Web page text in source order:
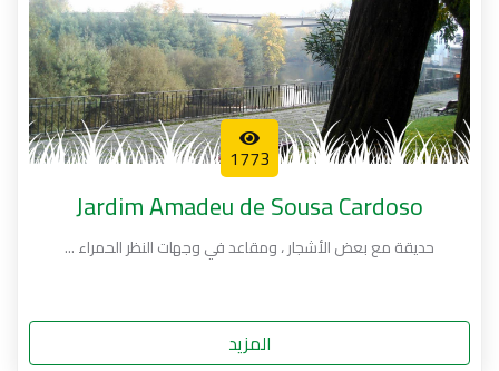
1773
Jardim Amadeu de Sousa Cardoso
حديقة مع بعض الأشجار ، ومقاعد في وجهات النظر الحمراء ...
المزيد